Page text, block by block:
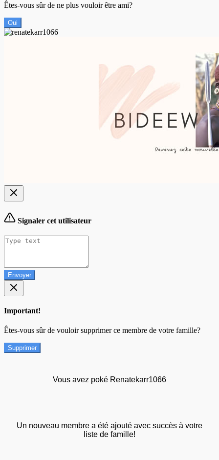
Êtes-vous sûr de ne plus vouloir être ami?
Oui
Signaler cet utilisateur
Envoyer
Important!
Êtes-vous sûr de vouloir supprimer ce membre de votre famille?
Supprimer
Vous avez poké Renatekarr1066
Un nouveau membre a été ajouté avec succès à votre
liste de famille!